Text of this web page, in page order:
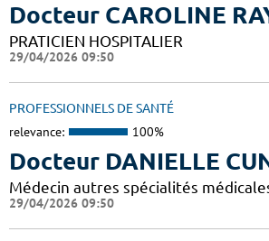
Docteur CAROLINE
PRATICIEN HOSPITALIER
29/04/2026 09:50
PROFESSIONNELS DE SANTÉ
relevance: 100%
Docteur DANIELLE
Médecin autres spécialités
29/04/2026 09:50